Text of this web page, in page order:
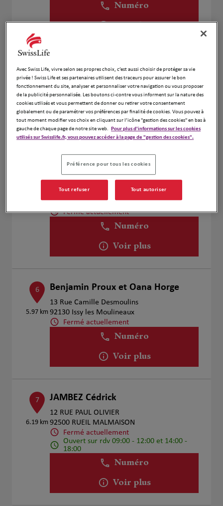
Numéro
Voir plus
4
4.74 km
Antoine MALPEYRE
118 Rue du Vieux Pont de Sèvres
92100 Boulogne Billancourt
Fermé actuellement
Numéro
Voir plus
5.22 km
Fd Assurance Finance
12 Rue Du General De Gaulle
78350 Jouy En Josas
Fermé actuellement
Numéro
Voir plus
6
5.97 km
Benjamin Proux et Oana Horge
13 Rue Camille Desmoulins
92130 Issy les Moulineaux
Fermé actuellement
Numéro
Voir plus
7
6.19 km
JAMBEZ Cédrick
12 RUE PAUL OLIVIER
92500 RUEIL MALMAISON
Fermé actuellement
Ouvert sur rdv 09:00 - 12:00 et 14:00 -
18:00
Numéro
Voir plus
Avec Swiss Life, vivre selon ses propres choix, c’est aussi choisir de protéger sa vie
privée ! Swiss Life et ses partenaires utilisent des traceurs pour assurer le bon
fonctionnement du site, analyser et personnaliser votre navigation ou vous proposer
de la publicité personnalisée. Les boutons ci-contre vous informent sur la nature des
cookies utilisés et vous permettent de donner ou retirer votre consentement
globalement ou de paramétrer vos préférences par finalité de cookies. Vous pouvez à
tout moment modifier vos choix en cliquant sur l’icône "gestion des cookies" en bas à
gauche de chaque page de notre site web. Pour plus d'informations sur les cookies
utilisés sur Swisslife.fr, vous pouvez accéder à la page de "gestion des cookies".
Préférence pour tous les cookies
Tout refuser Tout autoriser